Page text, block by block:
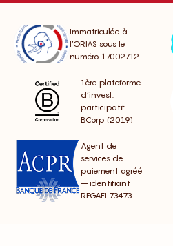
Immatriculée à
l’ORIAS sous le
numéro 17002712
1ère plateforme
d’invest.
participatif
BCorp (2019)
Agent de
services de
paiement agréé
– identifiant
REGAFI 73473